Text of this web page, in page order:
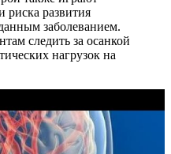
развития
заболеванием.
следить за осанкой
нагрузок на